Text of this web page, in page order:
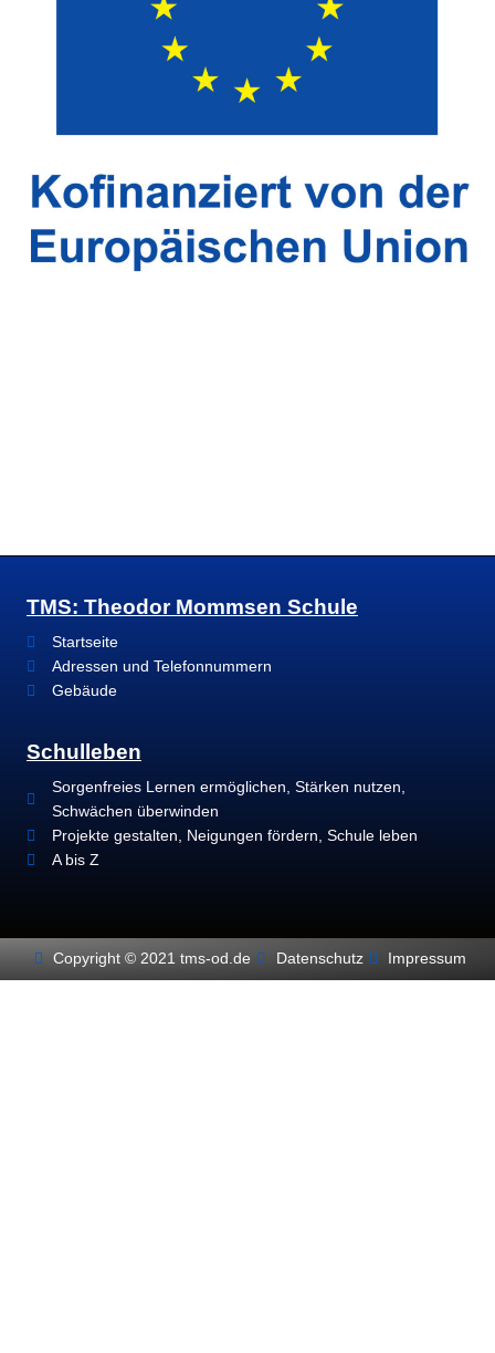
TMS: Theodor Mommsen Schule
Startseite
Adressen und Telefonnummern
Gebäude
Schulleben
Sorgenfreies Lernen ermöglichen, Stärken nutzen,
Schwächen überwinden
Projekte gestalten, Neigungen fördern, Schule leben
A bis Z
Copyright © 2021 tms-od.de Datenschutz Impressum